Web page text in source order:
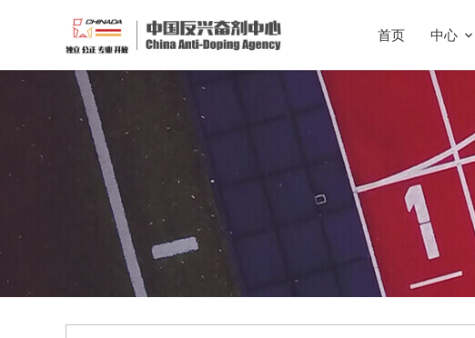
首页 中心